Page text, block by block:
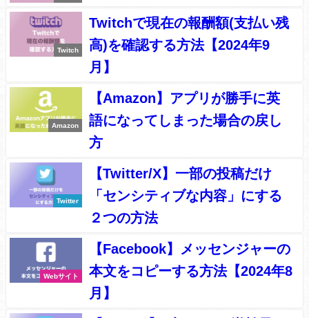
Twitch
Twitchで現在の報酬額(支払い残
高)を確認する方法【2024年9
月】
Amazon
【Amazon】アプリが勝手に英
語になってしまった場合の戻し
方
Twitter
【Twitter/X】一部の投稿だけ
「センシティブな内容」にする
２つの方法
Webサイト
【Facebook】メッセンジャーの
本文をコピーする方法【2024年8
月】